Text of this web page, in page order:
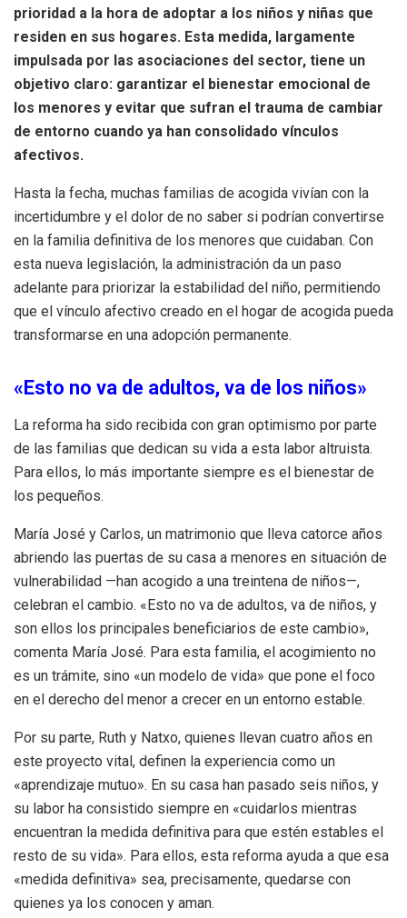
prioridad a la hora de adoptar a los niños y niñas que
residen en sus hogares. Esta medida, largamente
impulsada por las asociaciones del sector, tiene un
objetivo claro: garantizar el bienestar emocional de
los menores y evitar que sufran el trauma de cambiar
de entorno cuando ya han consolidado vínculos
afectivos.
Hasta la fecha, muchas familias de acogida vivían con la
incertidumbre y el dolor de no saber si podrían convertirse
en la familia definitiva de los menores que cuidaban. Con
esta nueva legislación, la administración da un paso
adelante para priorizar la estabilidad del niño, permitiendo
que el vínculo afectivo creado en el hogar de acogida pueda
transformarse en una adopción permanente.
«Esto no va de adultos, va de los niños»
La reforma ha sido recibida con gran optimismo por parte
de las familias que dedican su vida a esta labor altruista.
Para ellos, lo más importante siempre es el bienestar de
los pequeños.
María José y Carlos, un matrimonio que lleva catorce años
abriendo las puertas de su casa a menores en situación de
vulnerabilidad —han acogido a una treintena de niños—,
celebran el cambio. «Esto no va de adultos, va de niños, y
son ellos los principales beneficiarios de este cambio»,
comenta María José. Para esta familia, el acogimiento no
es un trámite, sino «un modelo de vida» que pone el foco
en el derecho del menor a crecer en un entorno estable.
Por su parte, Ruth y Natxo, quienes llevan cuatro años en
este proyecto vital, definen la experiencia como un
«aprendizaje mutuo». En su casa han pasado seis niños, y
su labor ha consistido siempre en «cuidarlos mientras
encuentran la medida definitiva para que estén estables el
resto de su vida». Para ellos, esta reforma ayuda a que esa
«medida definitiva» sea, precisamente, quedarse con
quienes ya los conocen y aman.